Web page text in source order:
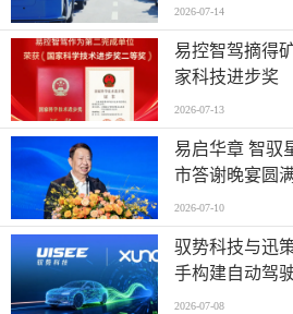
2026-07-14
易控智驾摘得
家科技进步奖
2026-07-13
易启华章 智驭
市答谢晚宴圆
2026-07-10
驭势科技与迅
手构建自动驾
2026-07-08